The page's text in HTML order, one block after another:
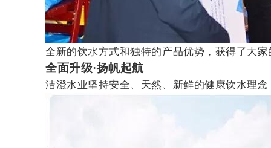
全新的饮水方式和独特的产品优势，获得了大
全面升级·扬帆起航
洁澄水业坚持安全、天然、新鲜的健康饮水理